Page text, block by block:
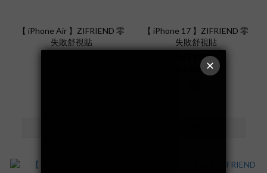
【 iPhone Air 】ZIFRIEND 零
失敗舒視貼
【 iPhone 17 】ZIFRIEND 零
失敗舒視貼
NT$890
NT$1,090